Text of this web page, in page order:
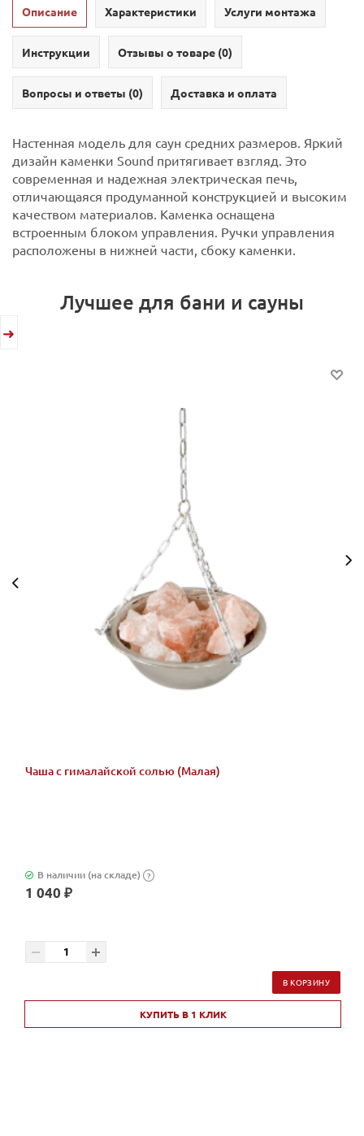
Описание Характеристики Услуги монтажа
Инструкции Отзывы о товаре (0)
Вопросы и ответы (0) Доставка и оплата
Настенная модель для саун средних размеров. Яркий
дизайн каменки Sound притягивает взгляд. Это
современная и надежная электрическая печь,
отличающаяся продуманной конструкцией и высоким
качеством материалов. Каменка оснащена
встроенным блоком управления. Ручки управления
расположены в нижней части, сбоку каменки.
Лучшее для бани и сауны
Чаша с гималайской солью (Малая)
В наличии (на складе) ?
1 040 ₽
В КОРЗИНУ
КУПИТЬ В 1 КЛИК